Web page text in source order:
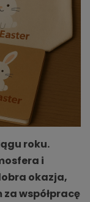
roku.
i
okazja,
współpracę